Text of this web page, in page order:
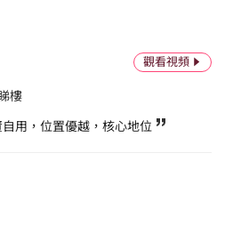
觀看視頻
樓
用，位置優越，核心地位